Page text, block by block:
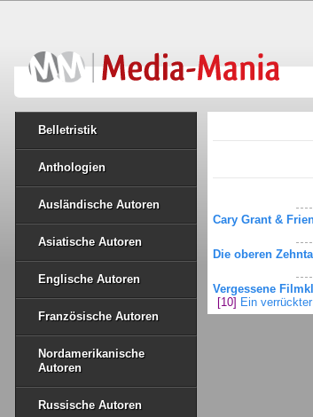
Belletristik
Anthologien
Ausländische Autoren
Asiatische Autoren
Englische Autoren
Französische Autoren
Nordamerikanische
Autoren
Russische Autoren
Cary Grant &
Die oberen
Vergessene
[10] Ein